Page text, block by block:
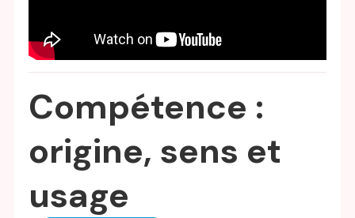
Compétence :
origine, sens et
usage